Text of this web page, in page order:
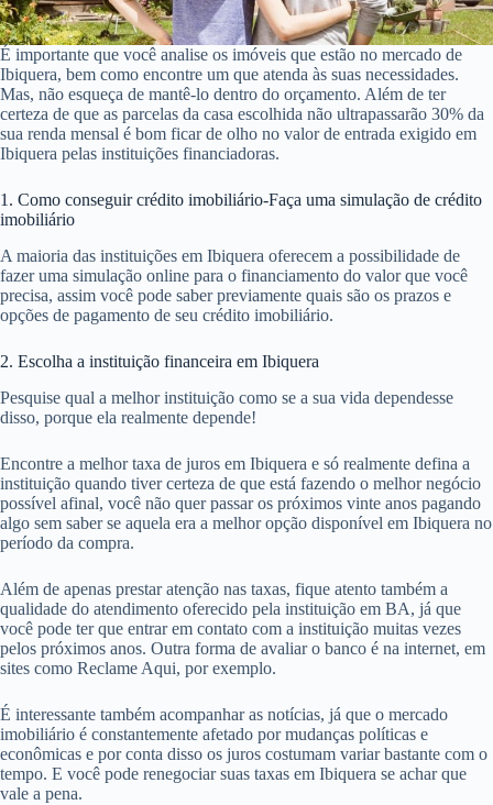
É importante que você analise os imóveis que estão no mercado de
Ibiquera, bem como encontre um que atenda às suas necessidades.
Mas, não esqueça de mantê-lo dentro do orçamento. Além de ter
certeza de que as parcelas da casa escolhida não ultrapassarão 30% da
sua renda mensal é bom ficar de olho no valor de entrada exigido em
Ibiquera pelas instituições financiadoras.
1. Como conseguir crédito imobiliário-Faça uma simulação de crédito
imobiliário
A maioria das instituições em Ibiquera oferecem a possibilidade de
fazer uma simulação online para o financiamento do valor que você
precisa, assim você pode saber previamente quais são os prazos e
opções de pagamento de seu crédito imobiliário.
2. Escolha a instituição financeira em Ibiquera
Pesquise qual a melhor instituição como se a sua vida dependesse
disso, porque ela realmente depende!
Encontre a melhor taxa de juros em Ibiquera e só realmente defina a
instituição quando tiver certeza de que está fazendo o melhor negócio
possível afinal, você não quer passar os próximos vinte anos pagando
algo sem saber se aquela era a melhor opção disponível em Ibiquera no
período da compra.
Além de apenas prestar atenção nas taxas, fique atento também a
qualidade do atendimento oferecido pela instituição em BA, já que
você pode ter que entrar em contato com a instituição muitas vezes
pelos próximos anos. Outra forma de avaliar o banco é na internet, em
sites como Reclame Aqui, por exemplo.
É interessante também acompanhar as notícias, já que o mercado
imobiliário é constantemente afetado por mudanças políticas e
econômicas e por conta disso os juros costumam variar bastante com o
tempo. E você pode renegociar suas taxas em Ibiquera se achar que
vale a pena.